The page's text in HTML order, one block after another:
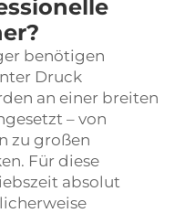
benötigen
Druck
an einer breiten
– von
zu großen
Für diese
absolut